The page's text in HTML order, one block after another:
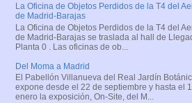
La Oficina de Objetos Perdidos de la T4 del
de Madrid-Barajas
La Oficina de Objetos Perdidos de la T4 del
de Madrid-Barajas se traslada al hall de
Planta 0 . Las oficinas de ob...
Del Moma a Madrid
El Pabellón Villanueva del Real Jardín
expone desde el 22 de septiembre y hasta el
enero la exposición, On-Site, del M...